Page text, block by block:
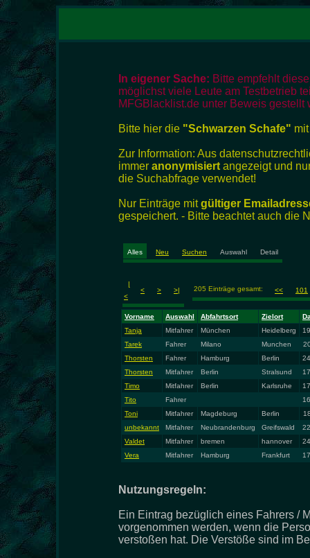
In eigener Sache: Bitte empfehlt
möglichst viele Leute am Testbetrieb
MFGBlacklist.de unter Beweis gestellt
Bitte hier die "Schwarzen Schafe"
Zur Information: Aus
immer anonymisiert angezeigt und
die Suchabfrage verwendet!
Nur Einträge mitgültiger
gespeichert. - Bitte beachtet auch die
Alles Neu Suchen Auswahl Detail
|
<
< > >| 205 Einträge gesamt: << 101
Vorname Auswahl Abfahrtsort Zielort
Tanja
Mitfahrer München Heidelberg
Tarek
Fahrer Milano Munchen
Thorsten
Fahrer Hamburg Berlin
Thorsten
Mitfahrer Berlin Stralsund
Timo
Mitfahrer Berlin Karlsruhe
Tito
Fahrer
Toni
Mitfahrer Magdeburg Berlin
unbekannt
Mitfahrer Neubrandenburg Greifswald
Valdet
Mitfahrer bremen hannover
Vera
Mitfahrer Hamburg Frankfurt
Nutzungsregeln:
Ein Eintrag bezüglich eines Fahrers /
vorgenommen werden, wenn die
verstoßen hat. Die Verstöße sind im